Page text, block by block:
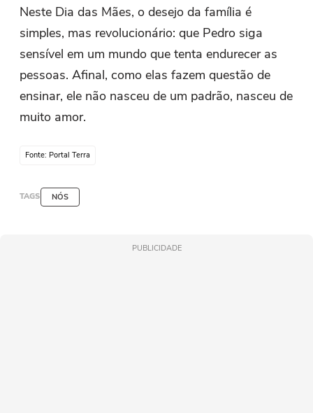
Neste Dia das Mães, o desejo da família é
simples, mas revolucionário: que Pedro siga
sensível em um mundo que tenta endurecer as
pessoas. Afinal, como elas fazem questão de
ensinar, ele não nasceu de um padrão, nasceu de
muito amor.
Fonte: Portal Terra
TAGS NÓS
PUBLICIDADE